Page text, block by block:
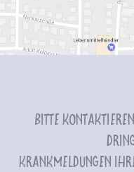
Bitte
Krankmeldungen